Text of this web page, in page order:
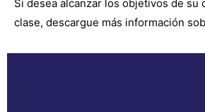
Si desea alcanzar los objetivos de
clase, descargue más información